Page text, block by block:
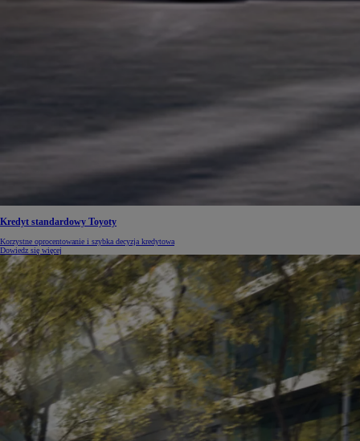
Kredyt standardowy Toyoty
Korzystne oprocentowanie i szybka decyzja kredytowa
Dowiedz się więcej